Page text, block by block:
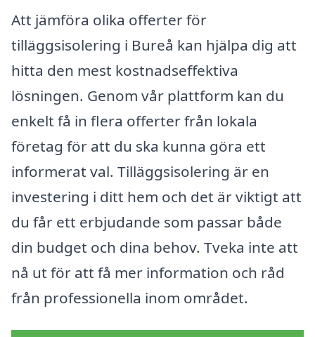
Att jämföra olika offerter för
tilläggsisolering i Bureå kan hjälpa dig att
hitta den mest kostnadseffektiva
lösningen. Genom vår plattform kan du
enkelt få in flera offerter från lokala
företag för att du ska kunna göra ett
informerat val. Tilläggsisolering är en
investering i ditt hem och det är viktigt att
du får ett erbjudande som passar både
din budget och dina behov. Tveka inte att
nå ut för att få mer information och råd
från professionella inom området.